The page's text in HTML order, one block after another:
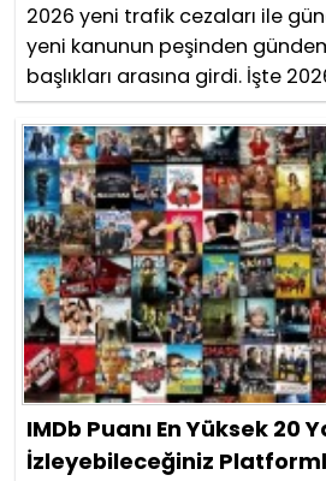
2026 yeni trafik cezaları ile
yeni kanunun peşinden
başlıkları arasına girdi. İşte
IMDb Puanı En Yüksek 20
İzleyebileceğiniz